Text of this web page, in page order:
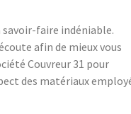
faire indéniable.
afin de mieux vous
Couvreur 31 pour
des matériaux